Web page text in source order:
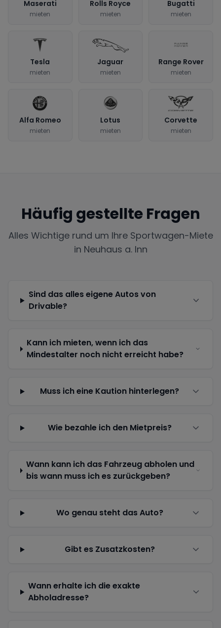
Maserati
mieten
Rolls Royce
mieten
Bugatti
mieten
Tesla
mieten
Jaguar
mieten
Range Rover
mieten
Alfa Romeo
mieten
Lotus
mieten
Corvette
mieten
Häufig gestellte Fragen
Alles Wichtige rund um Ihre Sportwagen-Miete
in Neuhaus a. Inn
Sind das alles eigene Autos von
Drivable?
Kann ich mieten, wenn ich das
Mindestalter noch nicht erreicht habe?
Muss ich eine Kaution hinterlegen?
Wie bezahle ich den Mietpreis?
Wann kann ich das Fahrzeug abholen und
bis wann muss ich es zurückgeben?
Wo genau steht das Auto?
Gibt es Zusatzkosten?
Wann erhalte ich die exakte
Abholadresse?